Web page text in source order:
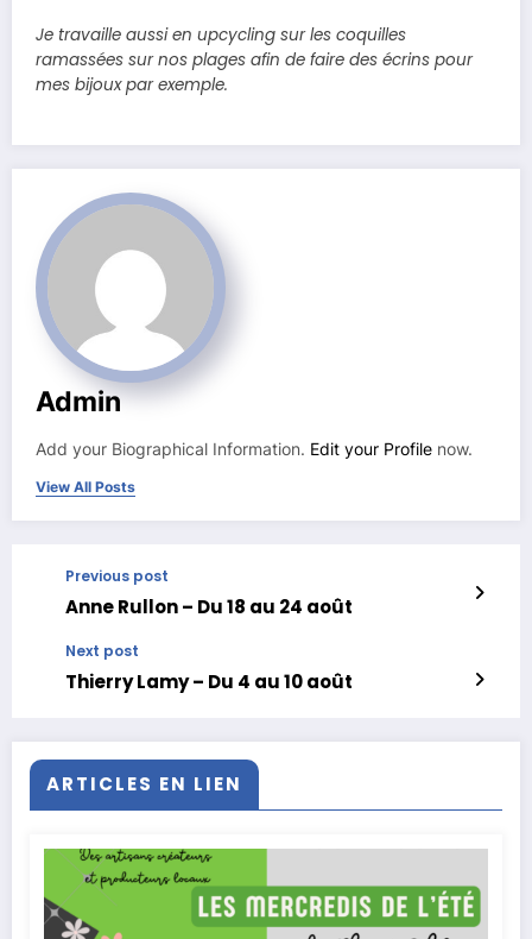
Je travaille aussi en upcycling sur les coquilles
ramassées sur nos plages afin de faire des écrins pour
mes bijoux par exemple.
Admin
Add your Biographical Information. Edit your Profile now.
View All Posts
Previous post
Anne Rullon – Du 18 au 24 août
Next post
Thierry Lamy – Du 4 au 10 août
ARTICLES EN LIEN